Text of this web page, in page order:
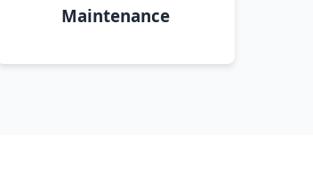
Maintenance